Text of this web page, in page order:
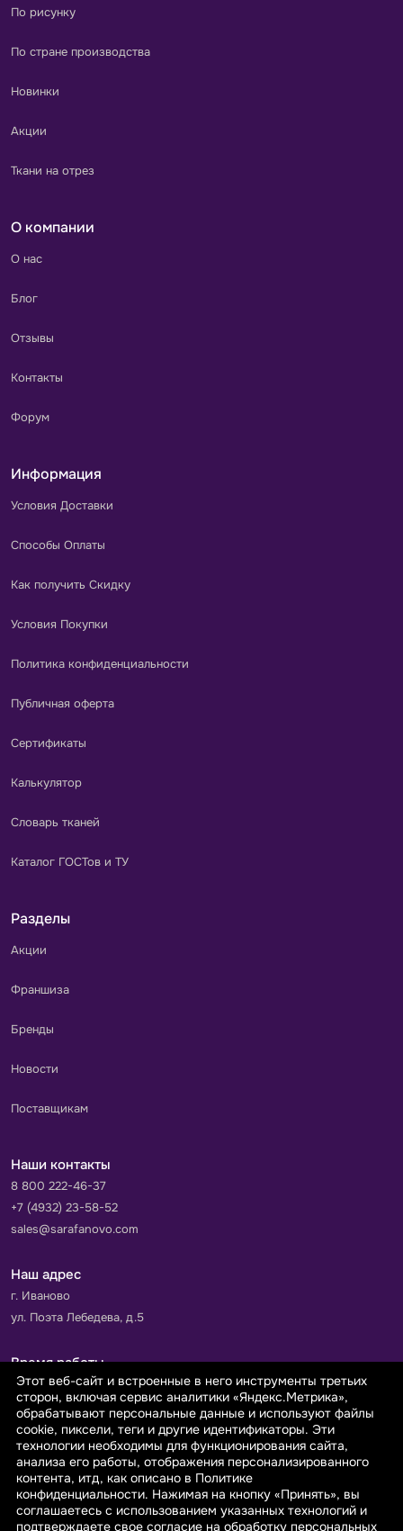
По рисунку
По стране производства
Новинки
Акции
Ткани на отрез
О компании
О нас
Блог
Отзывы
Контакты
Форум
Информация
Условия Доставки
Способы Оплаты
Как получить Скидку
Условия Покупки
Политика конфиденциальности
Публичная оферта
Сертификаты
Калькулятор
Словарь тканей
Каталог ГОСТов и ТУ
Разделы
Акции
Франшиза
Бренды
Новости
Поставщикам
Наши контакты
8 800 222-46-37
+7 (4932) 23-58-52
sales@sarafanovo.com
Наш адрес
г. Иваново
ул. Поэта Лебедева, д.5
Время работы
Пн-Пт с 9.00 до 18.00
Сб-Вс: выходной
Принимаем к оплате
Этот веб-сайт и встроенные в него инструменты третьих
сторон, включая сервис аналитики «Яндекс.Метрика»,
обрабатывают персональные данные и используют файлы
cookie, пиксели, теги и другие идентификаторы. Эти
технологии необходимы для функционирования сайта,
анализа его работы, отображения персонализированного
контента, итд, как описано в Политике
конфиденциальности. Нажимая на кнопку «Принять», вы
соглашаетесь с использованием указанных технологий и
подтверждаете свое согласие на обработку персональных